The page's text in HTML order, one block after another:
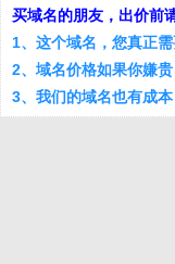
买域名的朋友，出价前
1、这个域名，您真正
2、域名价格如果你嫌
3、我们的域名也有成